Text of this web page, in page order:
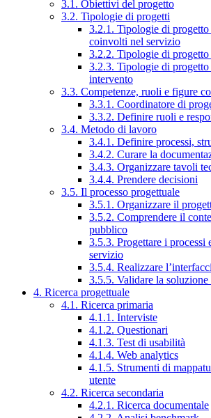
3.1. Obiettivi del progetto
3.2. Tipologie di progetti
3.2.1. Tipologie di progetto
coinvolti nel servizio
3.2.2. Tipologie di progetto
3.2.3. Tipologie di progetto
intervento
3.3. Competenze, ruoli e figure
3.3.1. Coordinatore di
3.3.2. Definire ruoli e
3.4. Metodo di lavoro
3.4.1. Definire processi,
3.4.2. Curare la
3.4.3. Organizzare tavoli
3.4.4. Prendere decisioni
3.5. Il processo progettuale
3.5.1. Organizzare il
3.5.2. Comprendere il
pubblico
3.5.3. Progettare i processi
servizio
3.5.4. Realizzare
3.5.5. Validare la soluzione
4. Ricerca progettuale
4.1. Ricerca primaria
4.1.1. Interviste
4.1.2. Questionari
4.1.3. Test di usabilità
4.1.4. Web analytics
4.1.5. Strumenti di
utente
4.2. Ricerca secondaria
4.2.1. Ricerca documentale